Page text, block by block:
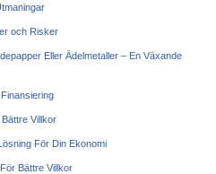
och Risker
Eller Ädelmetaller – En Växande
Villkor
För Din Ekonomi
Bättre Villkor